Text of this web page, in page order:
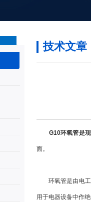
技术文章
G10环氧管是
面。
环氧管是由电工
用于电器设备中作